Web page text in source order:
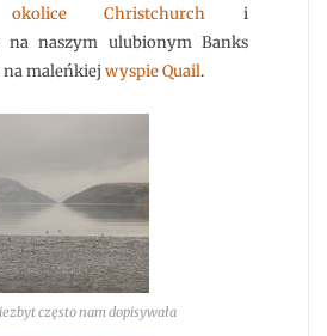
okolice Christchurch i
na naszym ulubionym Banks
maleńkiej wyspie Quail.
często nam dopisywała